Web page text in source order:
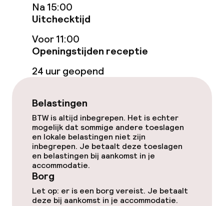
Entertainment
Betaalde wifi
Eet- en drinkgelegenheden
Restaurant
Bar
Eet- en drinkdiensten
Lunch à la carte
Na 15:00
Uitchecktijd
Voor 11:00
Openingstijden receptie
24 uur geopend
Belastingen
BTW is altijd inbegrepen. Het is echter
mogelijk dat sommige andere toeslagen
en lokale belastingen niet zijn
inbegrepen. Je betaalt deze toeslagen
en belastingen bij aankomst in je
accommodatie.
Borg
Let op: er is een borg vereist. Je betaalt
deze bij aankomst in je accommodatie.